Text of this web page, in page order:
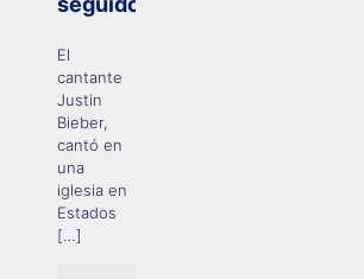
El
cantante
Justin
Bieber,
cantó en
una
iglesia en
Estados
[…]